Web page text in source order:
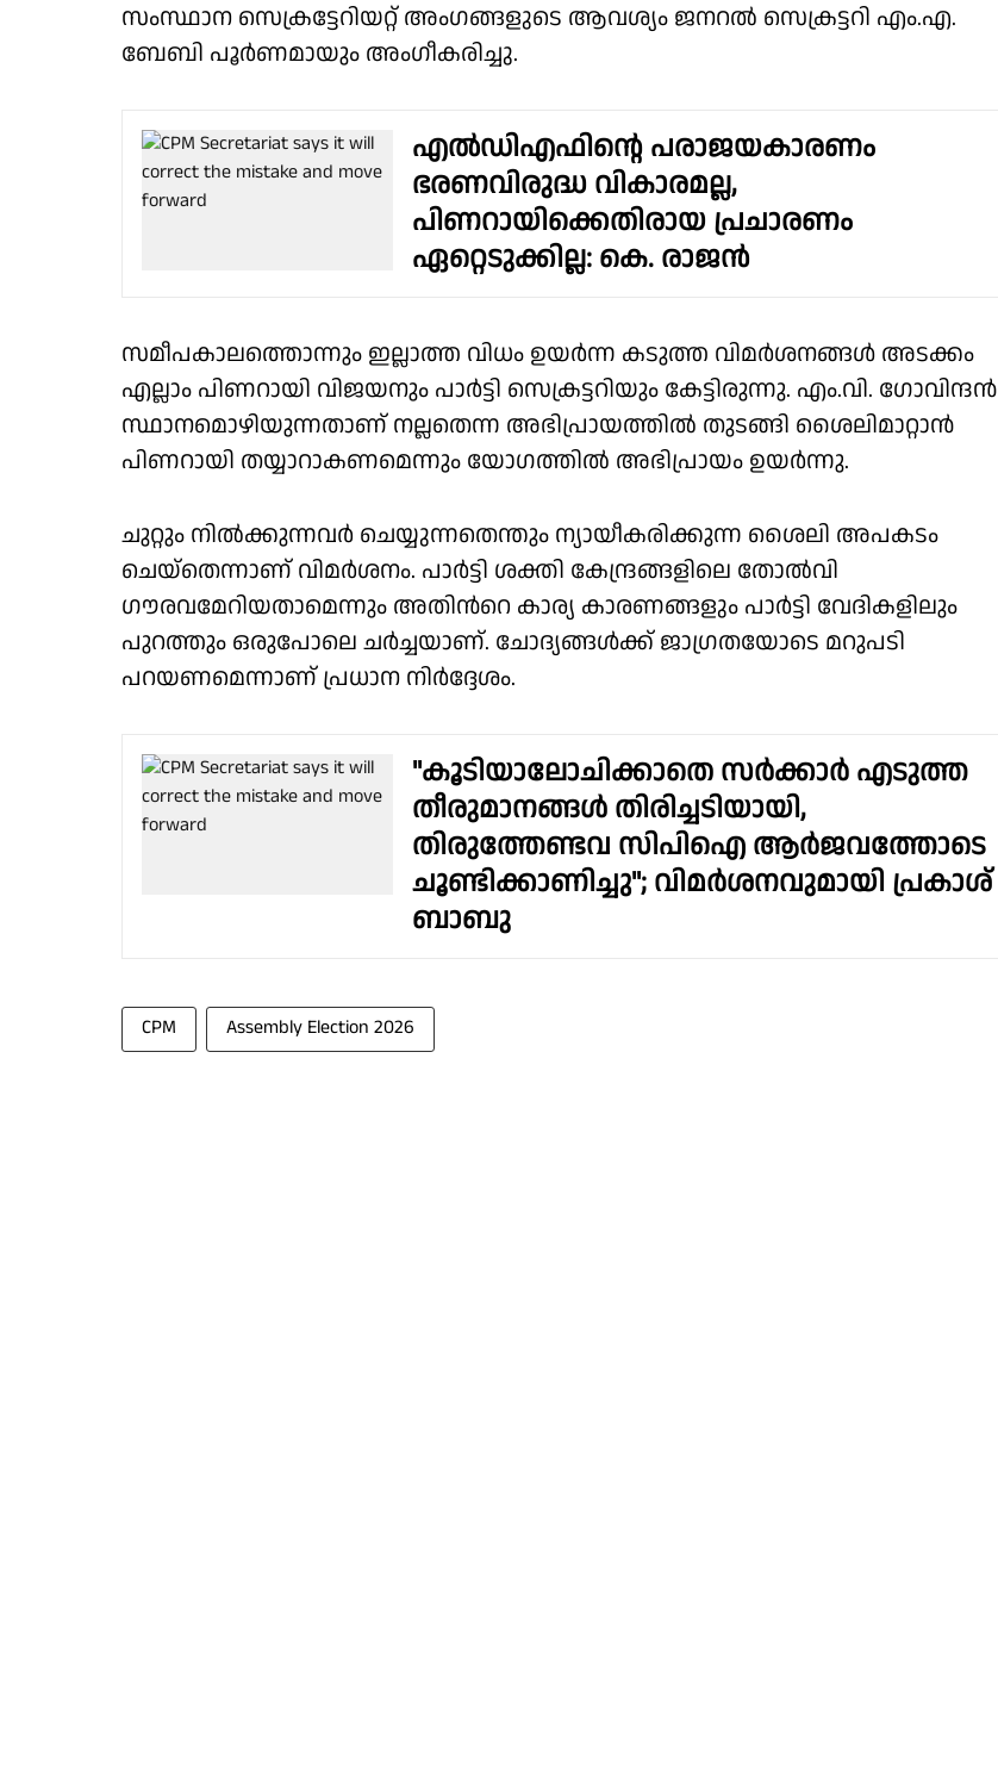
സംസ്ഥാന സെക്രട്ടേറിയറ്റ് അംഗങ്ങളുടെ ആവശ്യം ജനറൽ സെക്രട്ടറി എം.എ.
ബേബി പൂർണമായും അംഗീകരിച്ചു.
എൽഡിഎഫിൻ്റെ പരാജയകാരണം
ഭരണവിരുദ്ധ വികാരമല്ല,
പിണറായിക്കെതിരായ പ്രചാരണം
ഏറ്റെടുക്കില്ല: കെ. രാജൻ
സമീപകാലത്തൊന്നും ഇല്ലാത്ത വിധം ഉയർന്ന കടുത്ത വിമർശനങ്ങൾ അടക്കം
എല്ലാം പിണറായി വിജയനും പാർട്ടി സെക്രട്ടറിയും കേട്ടിരുന്നു. എം.വി. ഗോവിന്ദൻ
സ്ഥാനമൊഴിയുന്നതാണ് നല്ലതെന്ന അഭിപ്രായത്തിൽ തുടങ്ങി ശൈലിമാറ്റാൻ
പിണറായി തയ്യാറാകണമെന്നും യോഗത്തിൽ അഭിപ്രായം ഉയർന്നു.
ചുറ്റും നിൽക്കുന്നവർ ചെയ്യുന്നതെന്തും ന്യായീകരിക്കുന്ന ശൈലി അപകടം
ചെയ്തെന്നാണ് വിമർശനം. പാർട്ടി ശക്തി കേന്ദ്രങ്ങളിലെ തോൽവി
ഗൗരവമേറിയതാമെന്നും അതിന്‍റെ കാര്യ കാരണങ്ങളും പാർട്ടി വേദികളിലും
പുറത്തും ഒരുപോലെ ചർച്ചയാണ്. ചോദ്യങ്ങൾക്ക് ജാഗ്രതയോടെ മറുപടി
പറയണമെന്നാണ് പ്രധാന നിർദ്ദേശം.
"കൂടിയാലോചിക്കാതെ സര്‍ക്കാര്‍ എടുത്ത
തീരുമാനങ്ങള്‍ തിരിച്ചടിയായി,
തിരുത്തേണ്ടവ സിപിഐ ആര്‍ജവത്തോടെ
ചൂണ്ടിക്കാണിച്ചു"; വിമര്‍ശനവുമായി പ്രകാശ്
ബാബു
CPM Assembly Election 2026